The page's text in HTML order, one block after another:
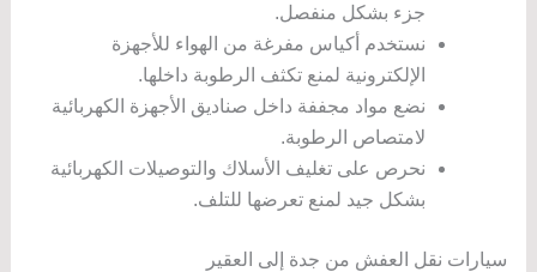
جزء بشكل منفصل.
نستخدم أكياس مفرغة من الهواء للأجهزة
الإلكترونية لمنع تكثف الرطوبة داخلها.
نضع مواد مجففة داخل صناديق الأجهزة الكهربائية
لامتصاص الرطوبة.
نحرص على تغليف الأسلاك والتوصيلات الكهربائية
بشكل جيد لمنع تعرضها للتلف.
سيارات نقل العفش من جدة إلى العقير